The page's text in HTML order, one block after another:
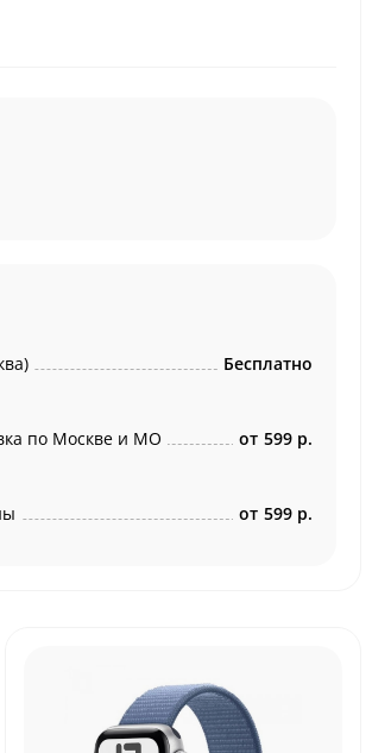
Бесплатно
по Москве и МО от 599 р.
от 599 р.